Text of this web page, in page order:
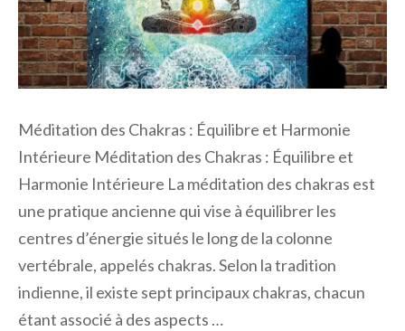
Méditation des Chakras : Équilibre et Harmonie
Intérieure Méditation des Chakras : Équilibre et
Harmonie Intérieure La méditation des chakras est
une pratique ancienne qui vise à équilibrer les
centres d’énergie situés le long de la colonne
vertébrale, appelés chakras. Selon la tradition
indienne, il existe sept principaux chakras, chacun
étant associé à des aspects …